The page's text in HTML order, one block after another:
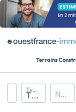
Terrains
Région, département,
Types de biens Nombre de pièces